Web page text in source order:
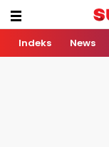
Indeks News